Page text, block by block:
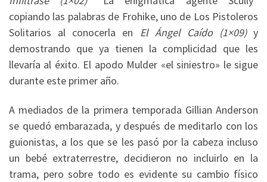
copiando las palabras de Frohike, uno de Los Pistoleros
Solitarios al conocerla en El Ángel Caído (1×09)y
demostrando que ya tienen la complicidad que les
llevaría al éxito. El apodo Mulder «el siniestro» le sigue
durante este primer año.
A mediados de la primera temporada Gillian Anderson
se quedó embarazada, y después de meditarlo con los
guionistas, a los que se les pasó por la cabeza incluso
un bebé extraterrestre, decidieron no incluirlo en la
trama, pero sobre todo es evidente su cambio físico